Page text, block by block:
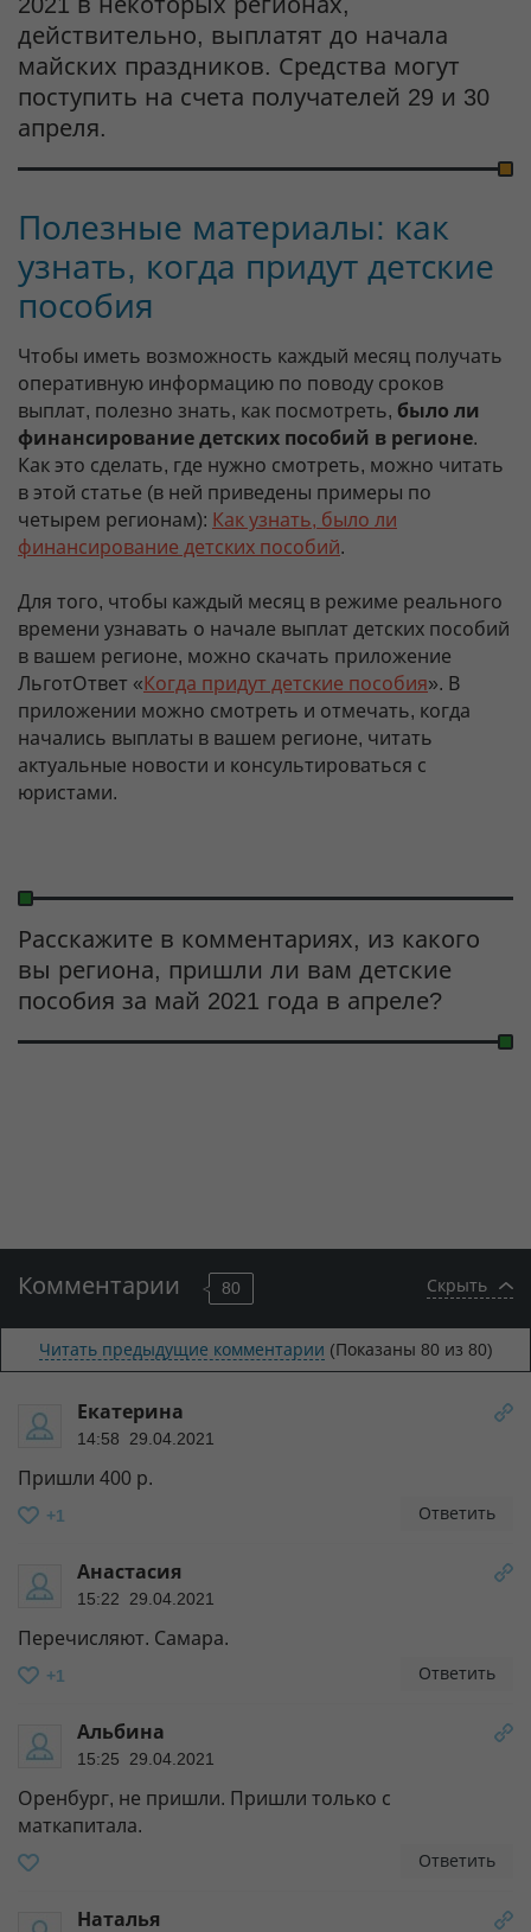
действительно, выплатят до начала
майских праздников. Средства могут
поступить на счета получателей 29 и 30
апреля.
Полезные материалы: как
узнать, когда придут детские
пособия
Чтобы иметь возможность каждый месяц получать
оперативную информацию по поводу сроков
выплат, полезно знать, как посмотреть, было ли
финансирование детских пособий в регионе.
Как это сделать, где нужно смотреть, можно читать
в этой статье (в ней приведены примеры по
четырем регионам): Как узнать, было ли
финансирование детских пособий.
Для того, чтобы каждый месяц в режиме реального
времени узнавать о начале выплат детских пособий
в вашем регионе, можно скачать приложение
ЛьготОтвет « Когда придут детские пособия». В
приложении можно смотреть и отмечать, когда
начались выплаты в вашем регионе, читать
актуальные новости и консультироваться с
юристами.
Расскажите в комментариях, из какого
вы региона, пришли ли вам детские
пособия за май 2021 года в апреле?
Комментарии 80 Скрыть
Читать предыдущие комментарии (Показаны 80 из 80)
Екатерина
14:58 29.04.2021
Пришли 400 р.
+1 Ответить
Анастасия
15:22 29.04.2021
Перечисляют. Самара.
+1 Ответить
Альбина
15:25 29.04.2021
Оренбург, не пришли. Пришли только с
маткапитала.
Ответить
Наталья